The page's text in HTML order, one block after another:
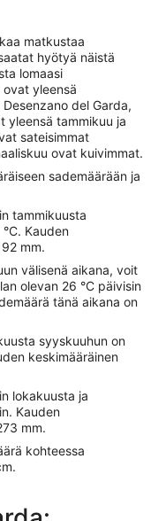
matkustaa
hyötyä näistä
lomaasi
ovat yleensä
del Garda,
yleensä tammikuu ja
sateisimmat
ovat kuivimmat.
sademäärään ja
tammikuusta
Kauden
mm.
välisenä aikana, voit
olevan 26 °C päivisin
tänä aikana on
syyskuuhun on
keskimääräinen
lokakuusta ja
Kauden
mm.
kohteessa